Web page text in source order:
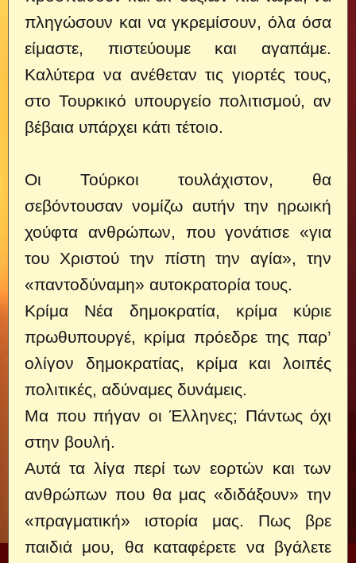
πληγώσουν και να γκρεμίσουν, όλα όσα
είμαστε, πιστεύουμε και αγαπάμε.
Καλύτερα να ανέθεταν τις γιορτές τους,
στο Τουρκικό υπουργείο πολιτισμού, αν
βέβαια υπάρχει κάτι τέτοιο.
Οι Τούρκοι τουλάχιστον, θα
σεβόντουσαν νομίζω αυτήν την ηρωική
χούφτα ανθρώπων, που γονάτισε «για
του Χριστού την πίστη την αγία», την
«παντοδύναμη» αυτοκρατορία τους.
Κρίμα Νέα δημοκρατία, κρίμα κύριε
πρωθυπουργέ, κρίμα πρόεδρε της παρ’
ολίγον δημοκρατίας, κρίμα και λοιπές
πολιτικές, αδύναμες δυνάμεις.
Μα που πήγαν οι Έλληνες; Πάντως όχι
στην βουλή.
Αυτά τα λίγα περί των εορτών και των
ανθρώπων που θα μας «διδάξουν» την
«πραγματική» ιστορία μας. Πως βρε
παιδιά μου, θα καταφέρετε να βγάλετε